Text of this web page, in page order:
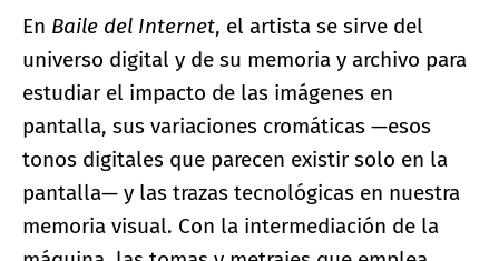
En Baile del Internet, el artista se sirve del
universo digital y de su memoria y archivo para
estudiar el impacto de las imágenes en
pantalla, sus variaciones cromáticas —esos
tonos digitales que parecen existir solo en la
pantalla— y las trazas tecnológicas en nuestra
memoria visual. Con la intermediación de la